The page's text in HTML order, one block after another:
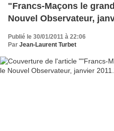
"Francs-Maçons le
Nouvel Observateur,
Publié le 30/01/2011 à 22:06
Par Jean-Laurent Turbet